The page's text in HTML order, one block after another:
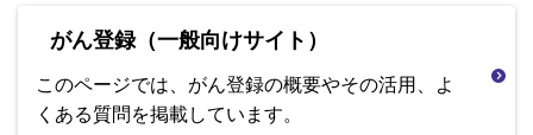
がん登録（一般向けサイト）
このページでは、がん登録の概要やその活用、よ
くある質問を掲載しています。